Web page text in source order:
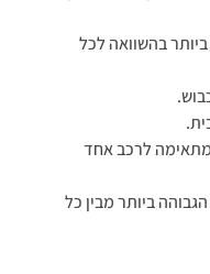
בהשוואה לכל
באורך של 180 ס”מ מתאימה לרכב אחד
ביותר מבין כל